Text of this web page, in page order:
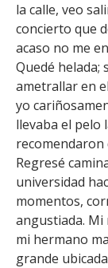
la calle, veo
concierto que
acaso no me
Quedé helada;
ametrallar en
yo
llevaba el pelo
recomendaron
Regresé
universidad
momentos,
angustiada. Mi
mi hermano
grande